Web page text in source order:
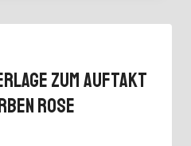
Zum Auftakt
Rose